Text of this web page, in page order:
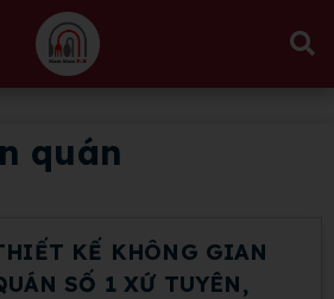
quán
KẾ KHÔNG GIAN
SỐ 1 XỨ TUYÊN,